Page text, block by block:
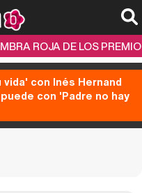
ROJA DE LOS
con Inés Hernand
con 'Padre no hay